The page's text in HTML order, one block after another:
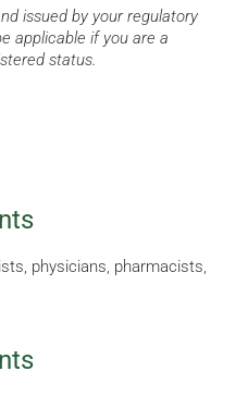
issued by your regulatory
applicable if you are a
status.
physicians, pharmacists,